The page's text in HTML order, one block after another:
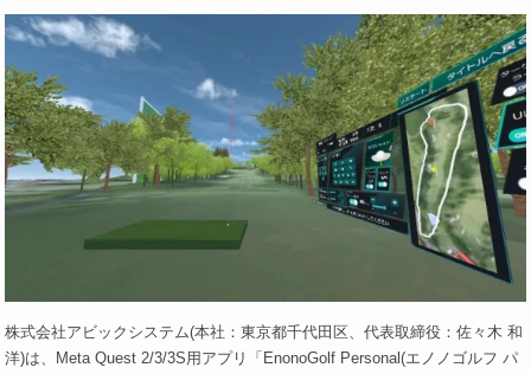
株式会社アビックシステム(本社：東京都千代田区、代表取締役：佐々木 和
洋)は、Meta Quest 2/3/3S用アプリ「EnonoGolf Personal(エノノゴルフ パ